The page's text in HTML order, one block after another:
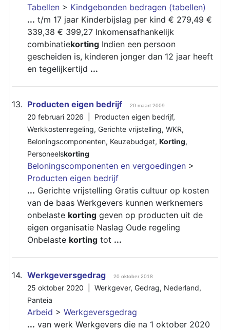
Tabellen > Kindgebonden bedragen (tabellen)
... t/m 17 jaar Kinderbijslag per kind € 279,49 €
339,38 € 399,27 Inkomensafhankelijk
combinatiekorting Indien een persoon
gescheiden is, kinderen jonger dan 12 jaar heeft
en tegelijkertijd ...
13. Producten eigen bedrijf 20 maart 2009
20 februari 2026 | Producten eigen bedrijf,
Werkkostenregeling, Gerichte vrijstelling, WKR,
Beloningscomponenten, Keuzebudget, Korting,
Personeelskorting
Beloningscomponenten en vergoedingen >
Producten eigen bedrijf
... Gerichte vrijstelling Gratis cultuur op kosten
van de baas Werkgevers kunnen werknemers
onbelaste korting geven op producten uit de
eigen organisatie Naslag Oude regeling
Onbelaste korting tot ...
14. Werkgeversgedrag 20 oktober 2018
25 oktober 2020 | Werkgever, Gedrag, Nederland,
Panteia
Arbeid > Werkgeversgedrag
... van werk Werkgevers die na 1 oktober 2020